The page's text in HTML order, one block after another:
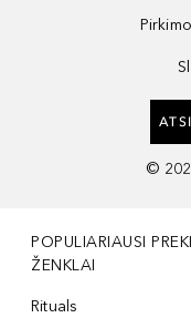
©
POPULIARIAUSI
ŽENKLAI
Rituals